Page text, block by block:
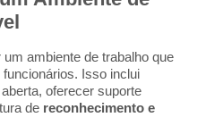
ambiente de trabalho que
Isso inclui
oferecer suporte
de reconhecimento e